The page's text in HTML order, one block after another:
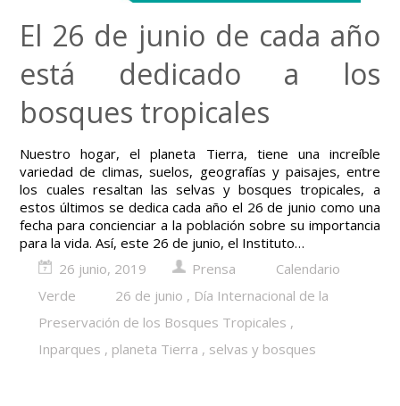
El 26 de junio de cada año
está dedicado a los
bosques tropicales
Nuestro hogar, el planeta Tierra, tiene una increíble
variedad de climas, suelos, geografías y paisajes, entre
los cuales resaltan las selvas y bosques tropicales, a
estos últimos se dedica cada año el 26 de junio como una
fecha para concienciar a la población sobre su importancia
para la vida. Así, este 26 de junio, el Instituto…
26 junio, 2019
Prensa
Calendario
Verde
26 de junio , Día Internacional de la
Preservación de los Bosques Tropicales ,
Inparques , planeta Tierra , selvas y bosques